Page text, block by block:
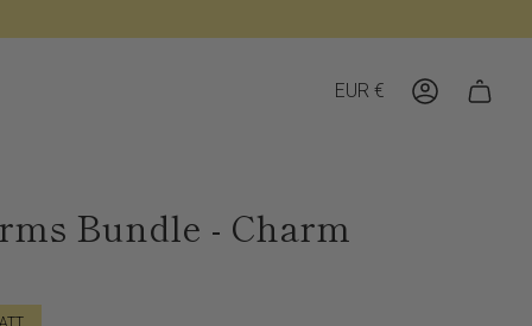
Währung
EUR € Konto
Bundle - Charm